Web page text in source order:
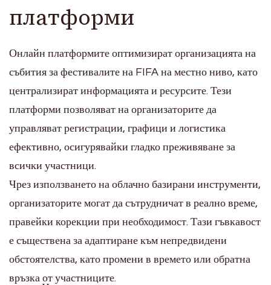
платформи
Онлайн платформите оптимизират организацията на
събития за фестивалите на FIFA на местно ниво, като
централизират информацията и ресурсите. Тези
платформи позволяват на организаторите да
управляват регистрации, графици и логистика
ефективно, осигурявайки гладко преживяване за
всички участници.
Чрез използването на облачно базирани инструменти,
организаторите могат да сътрудничат в реално време,
правейки корекции при необходимост. Тази гъвкавост
е съществена за адаптиране към непредвидени
обстоятелства, като промени в времето или обратна
връзка от участниците.